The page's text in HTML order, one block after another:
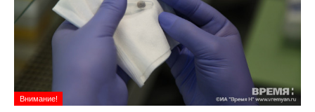
Внимание!